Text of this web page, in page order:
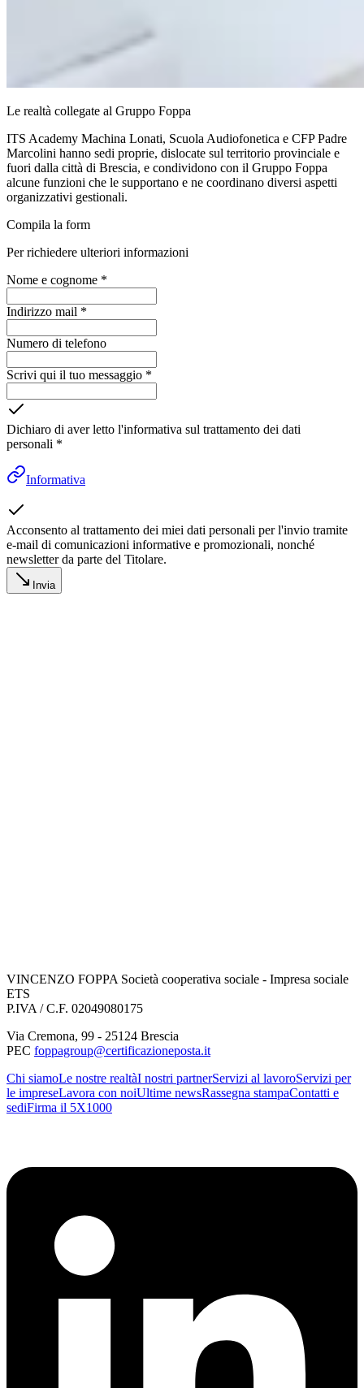
Le realtà collegate al Gruppo Foppa
ITS Academy Machina Lonati, Scuola Audiofonetica e CFP Padre
Marcolini hanno sedi proprie, dislocate sul territorio provinciale e
fuori dalla città di Brescia, e condividono con il Gruppo Foppa
alcune funzioni che le supportano e ne coordinano diversi aspetti
organizzativi gestionali.
Compila la form
Per richiedere ulteriori informazioni
Nome e cognome *
Indirizzo mail *
Numero di telefono
Scrivi qui il tuo messaggio *
Dichiaro di aver letto l'informativa sul trattamento dei dati
personali *
Informativa
Acconsento al trattamento dei miei dati personali per l'invio tramite
e-mail di comunicazioni informative e promozionali, nonché
newsletter da parte del Titolare.
Invia
VINCENZO FOPPA Società cooperativa sociale - Impresa sociale
ETS
P.IVA / C.F. 02049080175
Via Cremona, 99 - 25124 Brescia
PEC foppagroup@certificazioneposta.it
Chi siamoLe nostre realtàI nostri partnerServizi al lavoroServizi per
le impreseLavora con noiUltime newsRassegna stampaContatti e
sediFirma il 5X1000